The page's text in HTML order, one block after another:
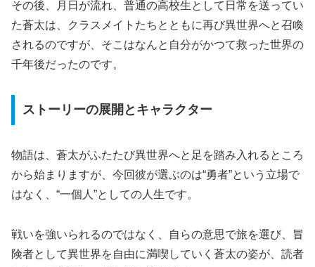
その後、月日が流れ、普通の高校生として日常を送ってい
た蒼太は、クラスメイトたちとともに再び異世界へと召喚
されるのですが、そこはなんと自分がかつて救った世界の
千年後だったのです。
ストーリーの展開とキャラクター
物語は、蒼太がふたたび異世界へと足を踏み入れるところ
から始まりますが、今回彼が選ぶのは“勇者”という立場で
はなく、“一個人”としての人生です。
戦いを強いられるのではなく、自らの意思で旅を選び、冒
険者として異世界を自由に満喫していく蒼太の姿が、読者